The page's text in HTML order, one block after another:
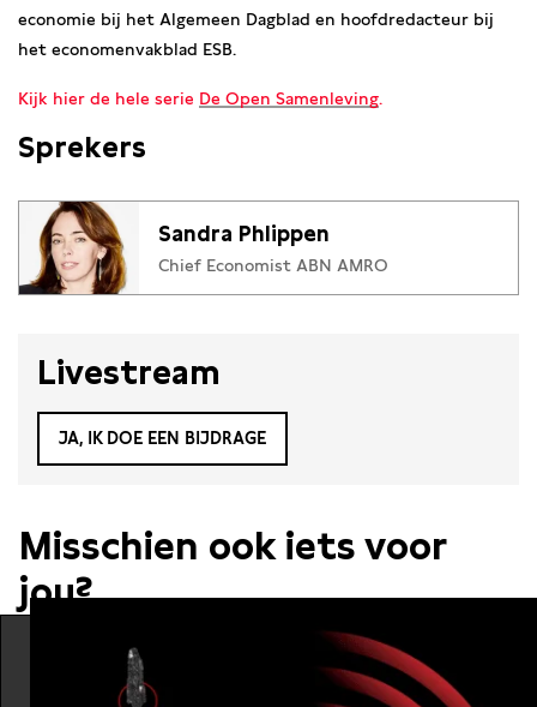
economie bij het Algemeen Dagblad en hoofdredacteur bij
het economenvakblad ESB.
Kijk hier de hele serie De Open Samenleving.
Sprekers
Sandra Phlippen
Chief Economist ABN AMRO
Livestream
JA, IK DOE EEN BIJDRAGE
Misschien ook iets voor
jou?